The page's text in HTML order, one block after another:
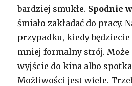
bardziej smukłe. Spodnie
śmiało zakładać do pracy.
przypadku, kiedy będziecie
mniej formalny strój. Może
wyjście do kina albo
Możliwości jest wiele.